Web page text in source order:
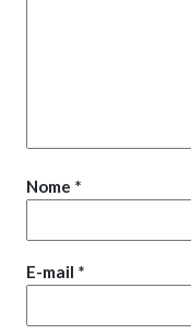
Nome *
E-mail *